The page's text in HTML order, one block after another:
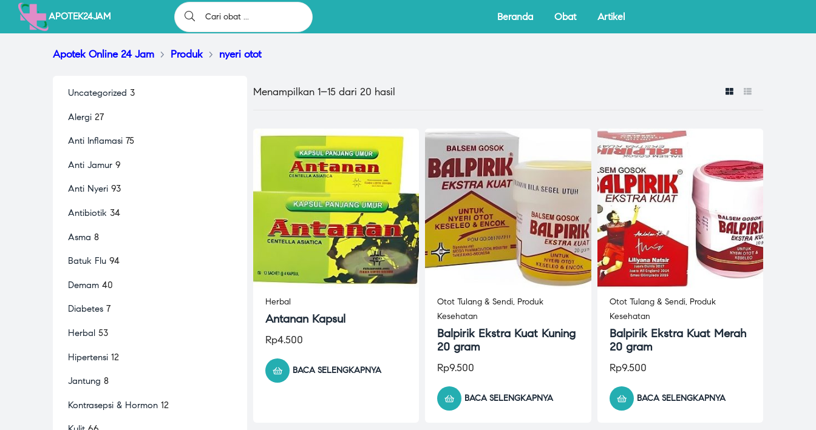
APOTEK24JAM Beranda Obat Artikel
Apotek Online 24 Jam > Produk > nyeri otot
Menampilkan 1–15 dari 20 hasil
Herbal
Antanan Kapsul
Rp4.500
BACA SELENGKAPNYA
Otot Tulang & Sendi, Produk
Kesehatan
Balpirik Ekstra Kuat Kuning
20 gram
Rp9.500
BACA SELENGKAPNYA
Otot Tulang & Sendi, Produk
Kesehatan
Balpirik Ekstra Kuat Merah
20 gram
Rp9.500
BACA SELENGKAPNYA
Uncategorized 3
Alergi 27
Anti Inflamasi 75
Anti Jamur 9
Anti Nyeri 93
Antibiotik 34
Asma 8
Batuk Flu 94
Demam 40
Diabetes 7
Herbal 53
Hipertensi 12
Jantung 8
Kontrasepsi & Hormon 12